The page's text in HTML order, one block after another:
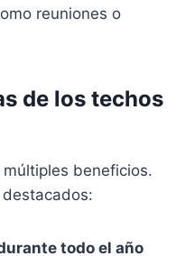
reuniones o
de los techos
beneficios.
todo el año